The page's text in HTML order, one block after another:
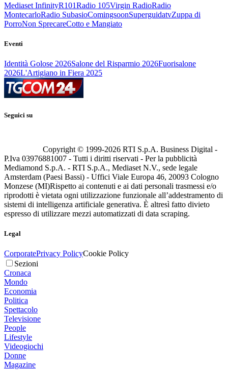
Mediaset InfinityR101Radio 105Virgin RadioRadio
MontecarloRadio SubasioComingsoonSuperguidatvZuppa di
PorroNon SprecareCotto e Mangiato
Eventi
Identità Golose 2026Salone del Risparmio 2026Fuorisalone
2026L'Artigiano in Fiera 2025
Seguici su
Copyright © 1999-2026 RTI S.p.A. Business Digital -
P.Iva 03976881007 - Tutti i diritti riservati - Per la pubblicità
Mediamond S.p.A. - RTI S.p.A., Mediaset N.V., sede legale
Amsterdam (Paesi Bassi) - Uffici Viale Europa 46, 20093 Cologno
Monzese (MI)Rispetto ai contenuti e ai dati personali trasmessi e/o
riprodotti è vietata ogni utilizzazione funzionale all’addestramento di
sistemi di intelligenza artificiale generativa. È altresì fatto divieto
espresso di utilizzare mezzi automatizzati di data scraping.
Legal
CorporatePrivacy PolicyCookie Policy
Sezioni
Cronaca
Mondo
Economia
Politica
Spettacolo
Televisione
People
Lifestyle
Videogiochi
Donne
Magazine